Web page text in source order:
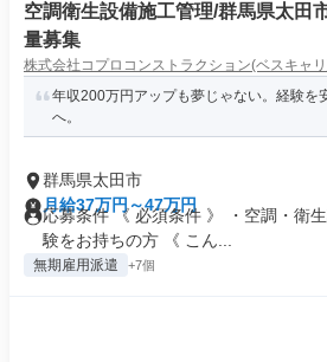
空調衛生設備施工管理/群馬県太田
量募集
株式会社コプロコンストラクション(ベスキャ
年収200万円アップも夢じゃない。経験を
へ。
群馬県太田市
月給37万円～47万円
応募条件 《 必須条件 》 ・空調・衛
験をお持ちの方 《 こん...
無期雇用派遣 +7個